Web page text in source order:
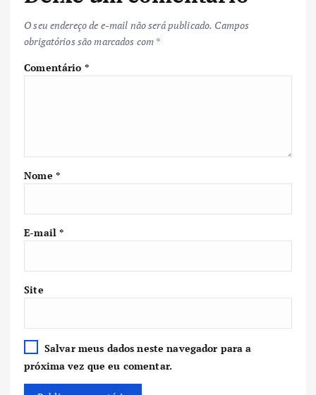
O seu endereço de e-mail não será publicado. Campos
obrigatórios são marcados com *
Comentário *
Nome *
E-mail*
Site
Salvar meus dados neste navegador para a
próxima vez que eu comentar.